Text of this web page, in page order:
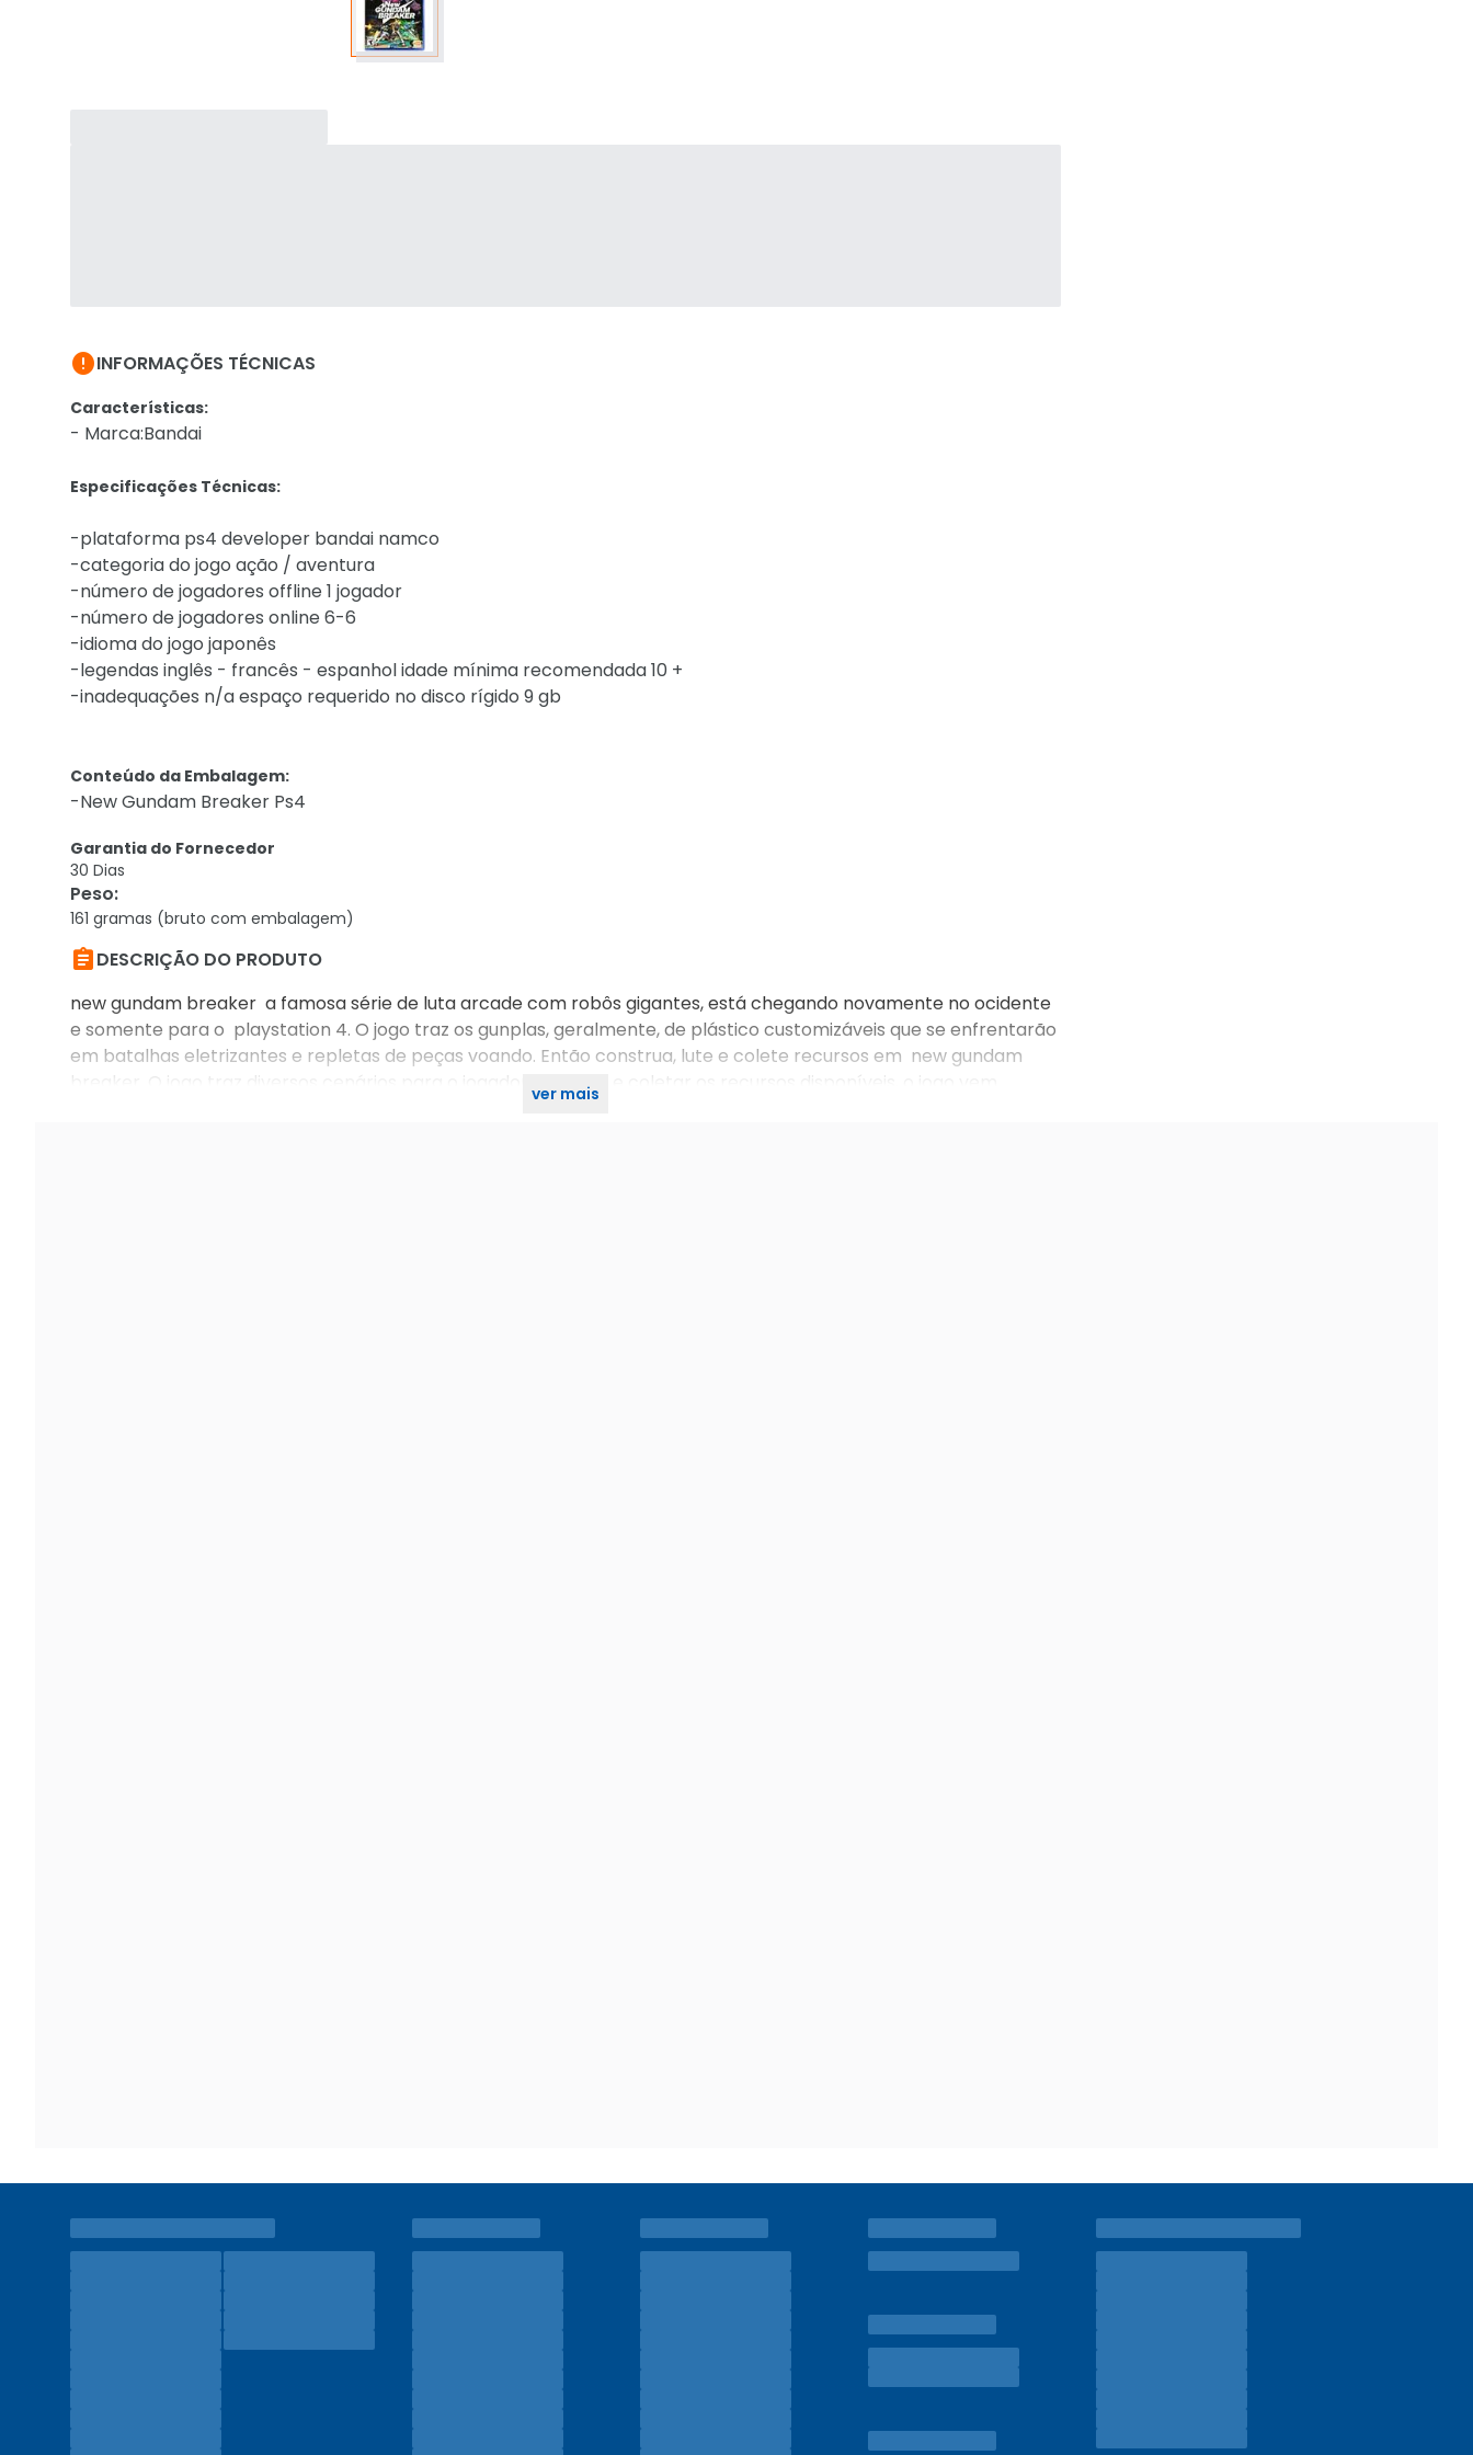
INFORMAÇÕES TÉCNICAS
Características:
- Marca:Bandai
Especificações Técnicas:
-plataforma ps4 developer bandai namco
-categoria do jogo ação / aventura
-número de jogadores offline 1 jogador
-número de jogadores online 6-6
-idioma do jogo japonês
-legendas inglês - francês - espanhol idade mínima recomendada 10 +
-inadequações n/a espaço requerido no disco rígido 9 gb
Conteúdo da Embalagem:
-New Gundam Breaker Ps4
Garantia do Fornecedor
30 Dias
Peso:
161 gramas (bruto com embalagem)
DESCRIÇÃO DO PRODUTO
new gundam breaker a famosa série de luta arcade com robôs gigantes, está chegando novamente no ocidente
e somente para o playstation 4. O jogo traz os gunplas, geralmente, de plástico customizáveis que se enfrentarão
em batalhas eletrizantes e repletas de peças voando. Então construa, lute e colete recursos em new gundam
breaker. O jogo traz diversos cenários para o jogador batalhar e coletar os recursos disponíveis, o jogo vem
ver mais